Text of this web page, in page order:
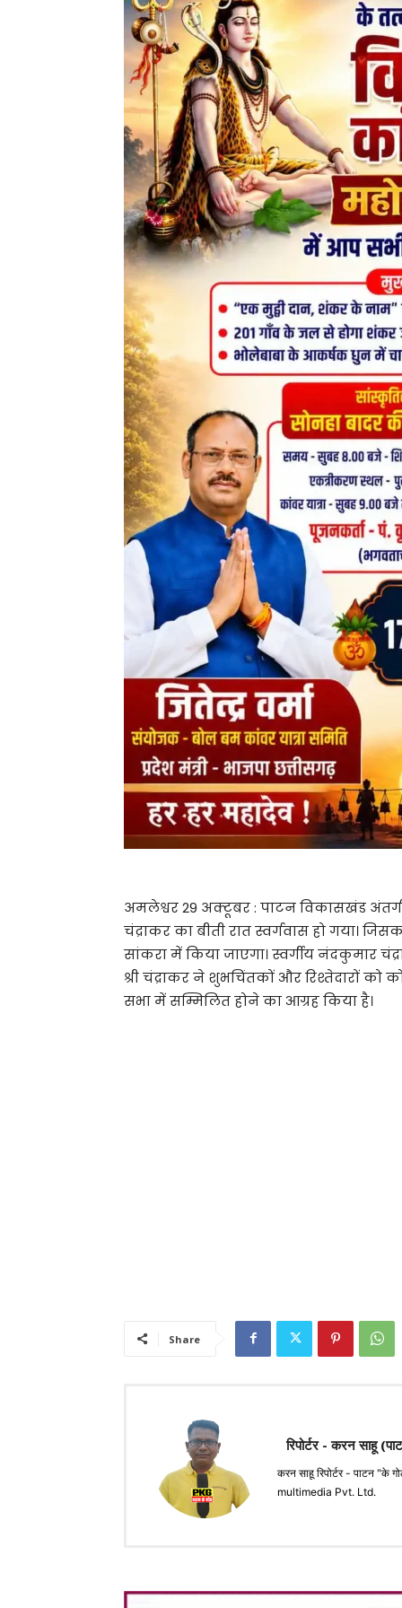
अमलेश्वर 29 अक्टूबर : पाटन विकासखंड
चंद्राकर का बीती रात स्वर्गवास हो गया।
सांकरा में किया जाएगा। स्वर्गीय नंदकुमार
श्री चंद्राकर ने शुभचिंतकों और रिश्तेदारों को
सभा में सम्मिलित होने का आग्रह किया है।
Share
रिपोर्टर - करन साहू
करन साहू रिपोर्टर - पाटन
multimedia Pvt. Ltd.